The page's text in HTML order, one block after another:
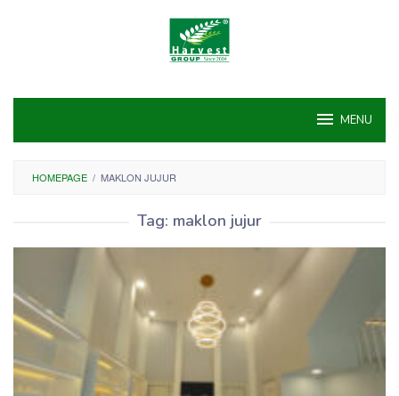
MENU
HOMEPAGE / MAKLON JUJUR
Tag: maklon jujur